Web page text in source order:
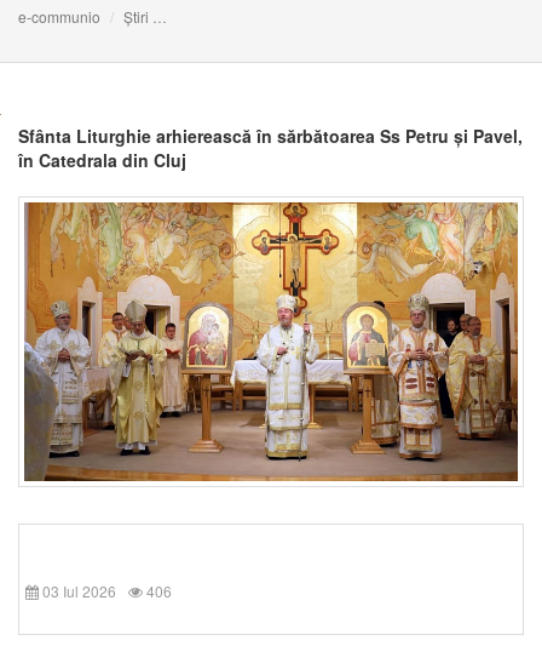
e-communio Știri
Sfânta Liturghie arhierească în sărbătoarea Ss Petru și Pavel,
în Catedrala din Cluj
03 Iul 2026 406